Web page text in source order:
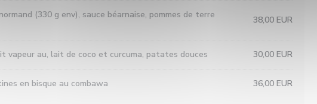
(330 g env), sauce béarnaise, pommes de terre
38,00 EUR
vapeur au, lait de coco et curcuma, patates douces 30,00 EUR
en bisque au combawa 36,00 EUR